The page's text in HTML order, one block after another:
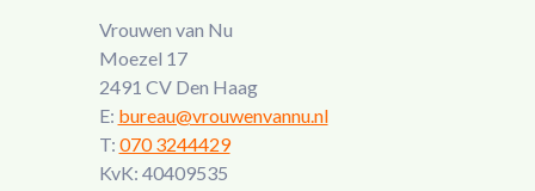
Vrouwen van Nu
Moezel 17
2491 CV Den Haag
E: bureau@vrouwenvannu.nl
T: 070 3244429
KvK: 40409535